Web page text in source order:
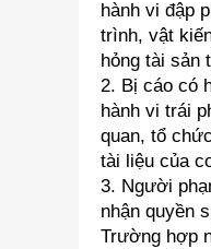
hành vi đập
trình, vật
hỏng tài sản
2. Bị cáo có
hành vi trái
quan, tổ
tài liệu của
3. Người
nhận quyền
Trường hợp